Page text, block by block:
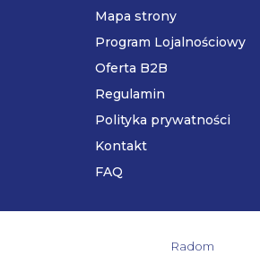
Mapa strony
Program Lojalnościowy
Oferta B2B
Regulamin
Polityka prywatności
Kontakt
FAQ
Radom